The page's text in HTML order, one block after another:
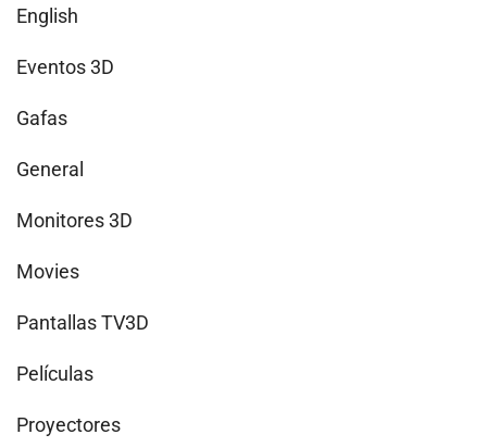
English
Eventos 3D
Gafas
General
Monitores 3D
Movies
Pantallas TV3D
Películas
Proyectores